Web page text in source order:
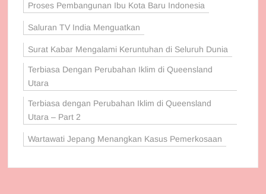
Proses Pembangunan Ibu Kota Baru Indonesia
Saluran TV India Menguatkan
Surat Kabar Mengalami Keruntuhan di Seluruh Dunia
Terbiasa Dengan Perubahan Iklim di Queensland
Utara
Terbiasa dengan Perubahan Iklim di Queensland
Utara – Part 2
Wartawati Jepang Menangkan Kasus Pemerkosaan